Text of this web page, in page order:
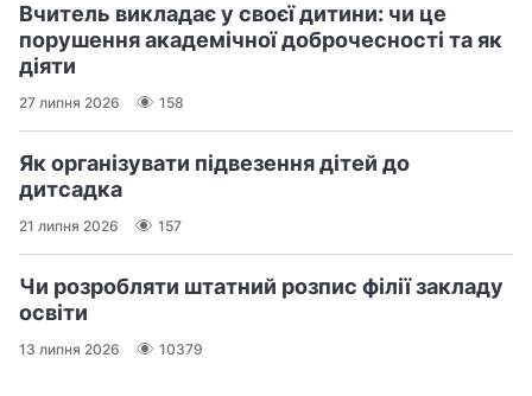
Вчитель викладає у своєї дитини: чи це
порушення академічної доброчесності та як
діяти
27 липня 2026 158
Як організувати підвезення дітей до
дитсадка
21 липня 2026 157
Чи розробляти штатний розпис філії закладу
освіти
13 липня 2026 10379